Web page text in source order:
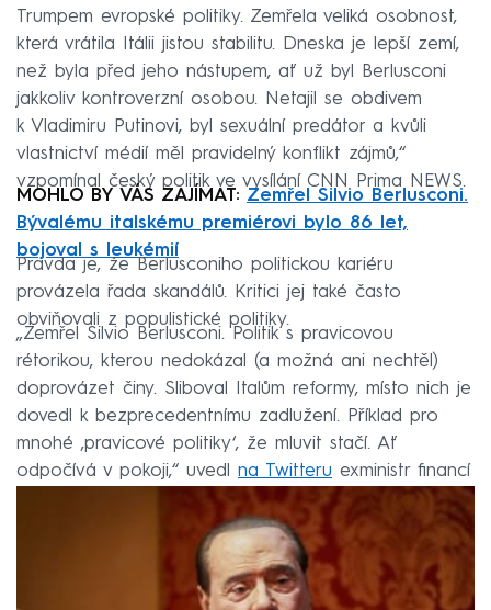
Trumpem evropské politiky. Zemřela veliká osobnost,
která vrátila Itálii jistou stabilitu. Dneska je lepší zemí,
než byla před jeho nástupem, ať už byl Berlusconi
jakkoliv kontroverzní osobou. Netajil se obdivem
k Vladimiru Putinovi, byl sexuální predátor a kvůli
vlastnictví médií měl pravidelný konflikt zájmů,“
vzpomínal český politik ve vysílání CNN Prima NEWS.
MOHLO BY VÁS ZAJÍMAT: Zemřel Silvio Berlusconi.
Bývalému italskému premiérovi bylo 86 let,
bojoval s leukémií
Pravda je, že Berlusconiho politickou kariéru
provázela řada skandálů. Kritici jej také často
obviňovali z populistické politiky.
„Zemřel Silvio Berlusconi. Politik s pravicovou
rétorikou, kterou nedokázal (a možná ani nechtěl)
doprovázet činy. Sliboval Italům reformy, místo nich je
dovedl k bezprecedentnímu zadlužení. Příklad pro
mnohé ‚pravicové politiky‘, že mluvit stačí. Ať
odpočívá v pokoji,“ uvedl na Twitteru exministr financí
Miroslav Kalousek (TOP 09).